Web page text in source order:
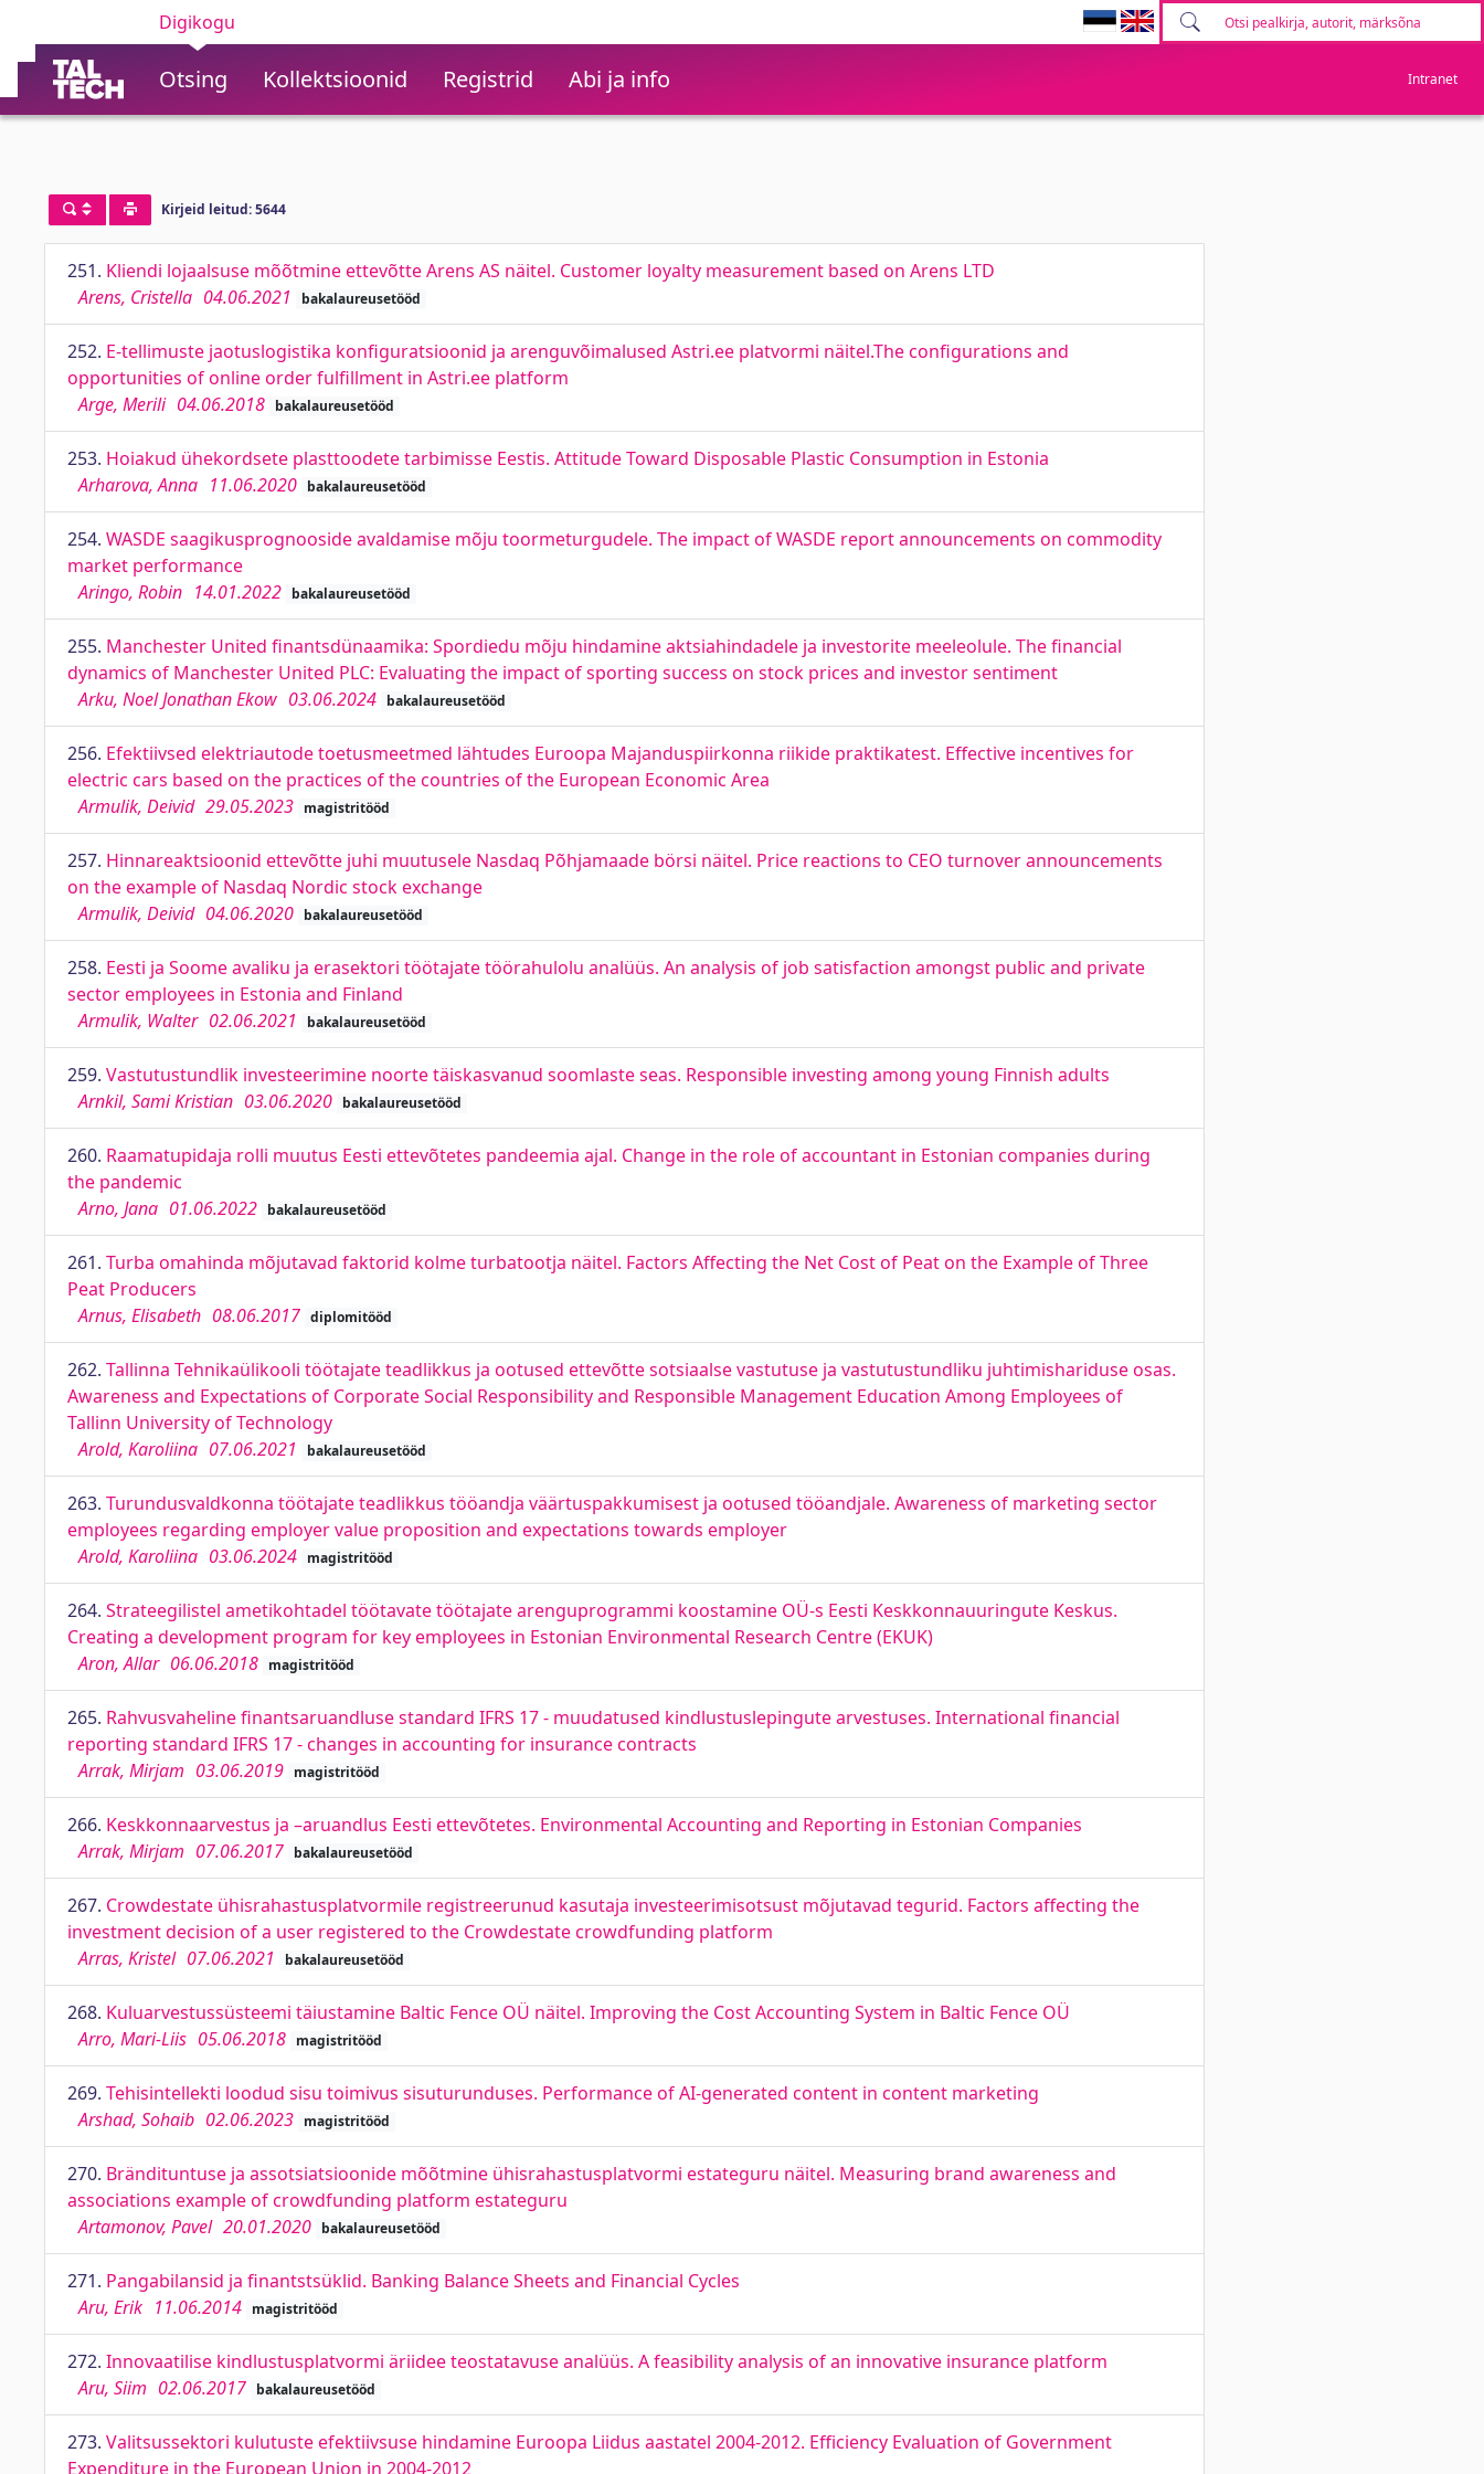
Digikogu
Otsing Kollektsioonid Registrid Abi ja info Intranet
Kirjeid leitud: 5644
251. Kliendi lojaalsuse mõõtmine ettevõtte Arens AS näitel. Customer loyalty measurement based on Arens LTD
Arens, Cristella 04.06.2021 bakalaureusetööd
252. E-tellimuste jaotuslogistika konfiguratsioonid ja arenguvõimalused Astri.ee platvormi näitel.The configurations and
opportunities of online order fulfillment in Astri.ee platform
Arge, Merili 04.06.2018 bakalaureusetööd
253. Hoiakud ühekordsete plasttoodete tarbimisse Eestis. Attitude Toward Disposable Plastic Consumption in Estonia
Arharova, Anna 11.06.2020 bakalaureusetööd
254. WASDE saagikusprognooside avaldamise mõju toormeturgudele. The impact of WASDE report announcements on commodity
market performance
Aringo, Robin 14.01.2022 bakalaureusetööd
255. Manchester United finantsdünaamika: Spordiedu mõju hindamine aktsiahindadele ja investorite meeleolule. The financial
dynamics of Manchester United PLC: Evaluating the impact of sporting success on stock prices and investor sentiment
Arku, Noel Jonathan Ekow 03.06.2024 bakalaureusetööd
256. Efektiivsed elektriautode toetusmeetmed lähtudes Euroopa Majanduspiirkonna riikide praktikatest. Effective incentives for
electric cars based on the practices of the countries of the European Economic Area
Armulik, Deivid 29.05.2023 magistritööd
257. Hinnareaktsioonid ettevõtte juhi muutusele Nasdaq Põhjamaade börsi näitel. Price reactions to CEO turnover announcements
on the example of Nasdaq Nordic stock exchange
Armulik, Deivid 04.06.2020 bakalaureusetööd
258. Eesti ja Soome avaliku ja erasektori töötajate töörahulolu analüüs. An analysis of job satisfaction amongst public and private
sector employees in Estonia and Finland
Armulik, Walter 02.06.2021 bakalaureusetööd
259. Vastutustundlik investeerimine noorte täiskasvanud soomlaste seas. Responsible investing among young Finnish adults
Arnkil, Sami Kristian 03.06.2020 bakalaureusetööd
260. Raamatupidaja rolli muutus Eesti ettevõtetes pandeemia ajal. Change in the role of accountant in Estonian companies during
the pandemic
Arno, Jana 01.06.2022 bakalaureusetööd
261. Turba omahinda mõjutavad faktorid kolme turbatootja näitel. Factors Affecting the Net Cost of Peat on the Example of Three
Peat Producers
Arnus, Elisabeth 08.06.2017 diplomitööd
262. Tallinna Tehnikaülikooli töötajate teadlikkus ja ootused ettevõtte sotsiaalse vastutuse ja vastutustundliku juhtimishariduse osas.
Awareness and Expectations of Corporate Social Responsibility and Responsible Management Education Among Employees of
Tallinn University of Technology
Arold, Karoliina 07.06.2021 bakalaureusetööd
263. Turundusvaldkonna töötajate teadlikkus tööandja väärtuspakkumisest ja ootused tööandjale. Awareness of marketing sector
employees regarding employer value proposition and expectations towards employer
Arold, Karoliina 03.06.2024 magistritööd
264. Strateegilistel ametikohtadel töötavate töötajate arenguprogrammi koostamine OÜ-s Eesti Keskkonnauuringute Keskus.
Creating a development program for key employees in Estonian Environmental Research Centre (EKUK)
Aron, Allar 06.06.2018 magistritööd
265. Rahvusvaheline finantsaruandluse standard IFRS 17 - muudatused kindlustuslepingute arvestuses. International financial
reporting standard IFRS 17 - changes in accounting for insurance contracts
Arrak, Mirjam 03.06.2019 magistritööd
266. Keskkonnaarvestus ja –aruandlus Eesti ettevõtetes. Environmental Accounting and Reporting in Estonian Companies
Arrak, Mirjam 07.06.2017 bakalaureusetööd
267. Crowdestate ühisrahastusplatvormile registreerunud kasutaja investeerimisotsust mõjutavad tegurid. Factors affecting the
investment decision of a user registered to the Crowdestate crowdfunding platform
Arras, Kristel 07.06.2021 bakalaureusetööd
268. Kuluarvestussüsteemi täiustamine Baltic Fence OÜ näitel. Improving the Cost Accounting System in Baltic Fence OÜ
Arro, Mari-Liis 05.06.2018 magistritööd
269. Tehisintellekti loodud sisu toimivus sisuturunduses. Performance of AI-generated content in content marketing
Arshad, Sohaib 02.06.2023 magistritööd
270. Brändituntuse ja assotsiatsioonide mõõtmine ühisrahastusplatvormi estateguru näitel. Measuring brand awareness and
associations example of crowdfunding platform estateguru
Artamonov, Pavel 20.01.2020 bakalaureusetööd
271. Pangabilansid ja finantstsüklid. Banking Balance Sheets and Financial Cycles
Aru, Erik 11.06.2014 magistritööd
272. Innovaatilise kindlustusplatvormi äriidee teostatavuse analüüs. A feasibility analysis of an innovative insurance platform
Aru, Siim 02.06.2017 bakalaureusetööd
273. Valitsussektori kulutuste efektiivsuse hindamine Euroopa Liidus aastatel 2004-2012. Efficiency Evaluation of Government
Expenditure in the European Union in 2004-2012